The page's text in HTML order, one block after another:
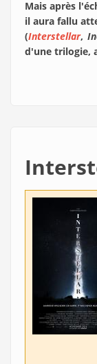
Mais après
il aura fallu
(Interstellar,
d'une trilogie,